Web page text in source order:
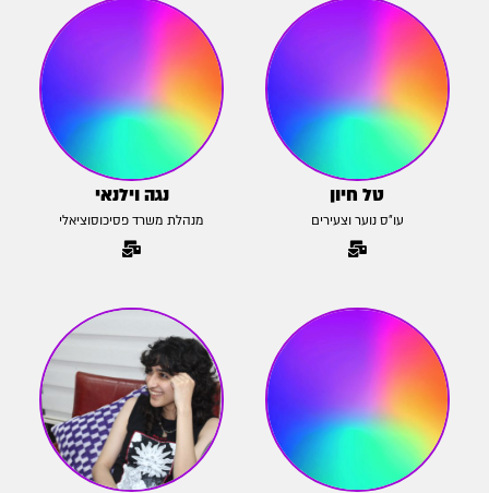
טל חיון
עו״ס נוער וצעירים
נגה וילנאי
מנהלת משרד פסיכוסוציאלי